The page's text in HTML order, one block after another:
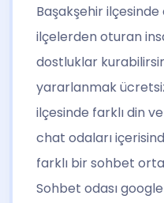
Başakşehir
ilçelerden oturan
dostluklar
yararlanmak
ilçesinde farklı din
chat odaları
farklı bir sohbet
Sohbet odası